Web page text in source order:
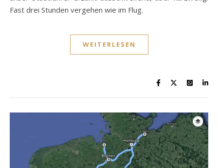
Fast drei Stunden vergehen wie im Flug.
WEITERLESEN